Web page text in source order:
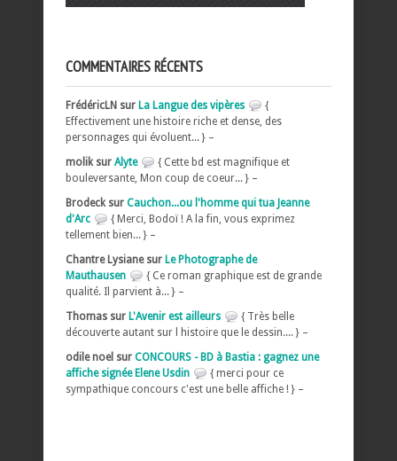
COMMENTAIRES RÉCENTS
FrédéricLN sur La Langue des vipères
{
Effectivement une histoire riche et dense, des
personnages qui évoluent... } –
molik sur Alyte
{ Cette bd est magnifique et
bouleversante, Mon coup de coeur... } –
Brodeck sur Cauchon...ou l'homme qui tua Jeanne
d'Arc
{ Merci, Bodoï ! A la fin, vous exprimez
tellement bien... } –
Chantre Lysiane sur Le Photographe de
Mauthausen
{ Ce roman graphique est de grande
qualité. Il parvient à... } –
Thomas sur L'Avenir est ailleurs
{ Très belle
découverte autant sur l histoire que le dessin.... } –
odile noel sur CONCOURS - BD à Bastia : gagnez une
affiche signée Elene Usdin
{ merci pour ce
sympathique concours c'est une belle affiche ! } –